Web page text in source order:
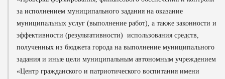
за исполнением муниципального задания на оказание
муниципальных услуг (выполнение работ), а также законности и
эффективности (результативности) использования средств,
полученных из бюджета города на выполнение муниципального
задания и иные цели муниципальным автономным учреждением
«Центр гражданского и патриотического воспитания имени